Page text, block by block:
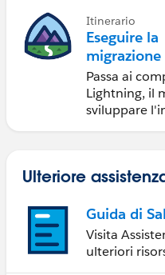
Itinerario
Eseguire la
migrazione
Lightning
Passa ai
Lightning, il
sviluppare
Ulteriore
Guida di
Visita
ulteriori